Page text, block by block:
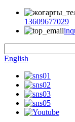
13609677029
English